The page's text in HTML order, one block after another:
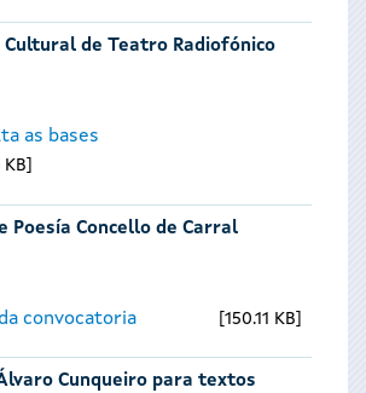
Cultural de Teatro Radiofónico
as bases
KB
Poesía Concello de Carral
convocatoria 150.11 KB
Cunqueiro para textos